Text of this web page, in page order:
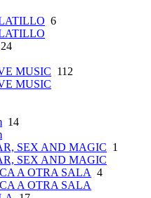
6
24
MUSIC 112
MUSIC
14
SEX AND MAGIC 1
SEX AND MAGIC
A OTRA SALA 4
A OTRA SALA